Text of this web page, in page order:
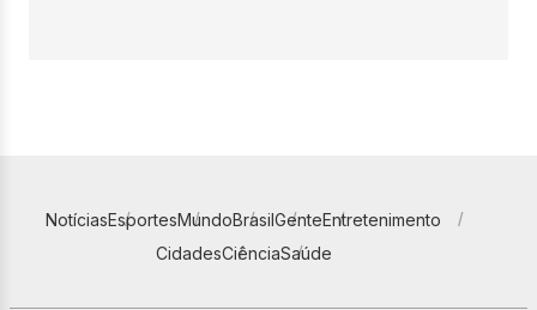
NotíciasEsportesMundoBrasilGenteEntretenimento
CidadesCiênciaSaúde